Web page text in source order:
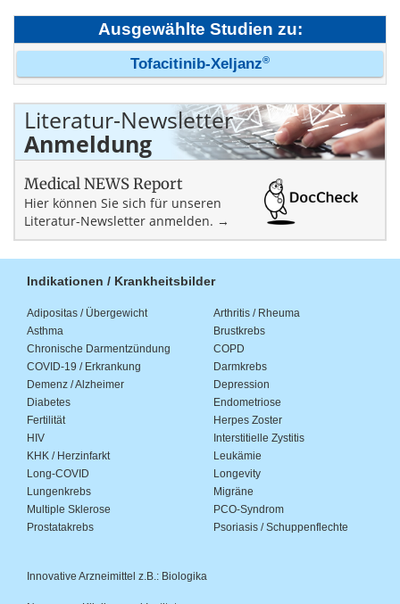
Ausgewählte Studien zu:
Tofacitinib-Xeljanz®
Literatur-Newsletter
Anmeldung
Medical NEWS Report
Hier können Sie sich für unseren
Literatur-Newsletter anmelden. →
Indikationen / Krankheitsbilder
Adipositas / Übergewicht
Arthritis / Rheuma
Asthma
Brustkrebs
Chronische Darmentzündung
COPD
COVID-19 / Erkrankung
Darmkrebs
Demenz / Alzheimer
Depression
Diabetes
Endometriose
Fertilität
Herpes Zoster
HIV
Interstitielle Zystitis
KHK / Herzinfarkt
Leukämie
Long-COVID
Longevity
Lungenkrebs
Migräne
Multiple Sklerose
PCO-Syndrom
Prostatakrebs
Psoriasis / Schuppenflechte
Innovative Arzneimittel z.B.: Biologika